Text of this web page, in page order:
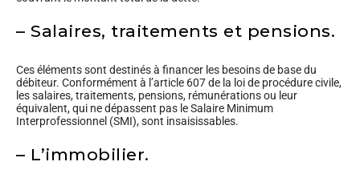
– Salaires, traitements et pensions.
Ces éléments sont destinés à financer les besoins de base du
débiteur. Conformément à l’article 607 de la loi de procédure civile,
les salaires, traitements, pensions, rémunérations ou leur
équivalent, qui ne dépassent pas le Salaire Minimum
Interprofessionnel (SMI), sont insaisissables.
– L’immobilier.